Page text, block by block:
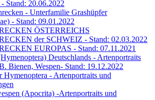
Stand: 20.06.2022
- Unterfamilie Grashüpfer
- Stand: 09.01.2022
ÖSTERREICHS
der SCHWEIZ - Stand: 02.03.2022
EUROPAS - Stand: 07.11.2021
Deutschlands - Artenportraits
Bienen, Wespen- Stand: 19.12.2022
Hymenoptera - Artenportraits und
(Apocrita) -Artenportraits und